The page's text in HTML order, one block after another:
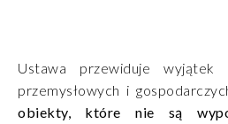
Ustawa przewiduje wyjątek
przemysłowych i
obiekty, które nie są